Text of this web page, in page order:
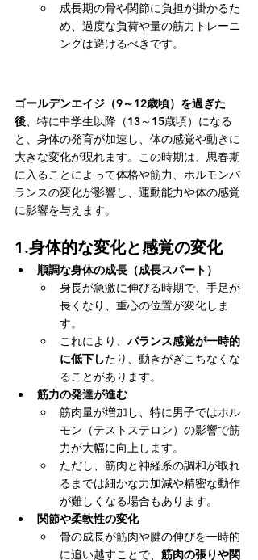
成長期の骨や関節に負担が掛かるた
め、過度な負荷や量の筋力トレーニ
ングは避けるべきです。
ゴールデンエイジ（9～12歳頃）を過ぎた
後、特に中学生以降（13～15歳頃）になる
と、身体の発育が加速し、体の感覚や動きに
大きな変化が現れます。この時期は、思春期
に入ることによって体格や筋力、ホルモンバ
ランスの変化が影響し、運動能力や体の感覚
に影響を与えます。
1.身体的な変化と感覚の変化
順調な身体の成長（成長スパート）
身長が急激に伸びる時期で、手足が
長くなり、重心の位置が変化しま
す。
これにより、 バランス感覚が一時的
に低下したり、動きがぎこちなくな
ることがあります。
筋力の発達が進む
筋肉量が増加し、特に男子ではホル
モン（テストステロン）の影響で筋
力が大幅に向上します。
ただし、筋肉と神経系の調和が取れ
るまでは細かな力加減や精密な動作
が難しくなる場合もあります。
関節や柔軟性の変化
骨の成長が筋肉や腱の伸びを一時的
に追い越すことで、 筋肉の張りや関